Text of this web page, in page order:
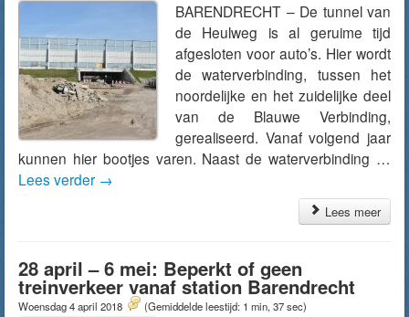
BARENDRECHT – De tunnel van
de Heulweg is al geruime tijd
afgesloten voor auto’s. Hier wordt
de waterverbinding, tussen het
noordelijke en het zuidelijke deel
van de Blauwe Verbinding,
gerealiseerd. Vanaf volgend jaar
kunnen hier bootjes varen. Naast de waterverbinding …
Lees verder →
Lees meer
28 april – 6 mei: Beperkt of geen
treinverkeer vanaf station Barendrecht
Woensdag 4 april 2018 (Gemiddelde leestijd: 1 min, 37 sec)